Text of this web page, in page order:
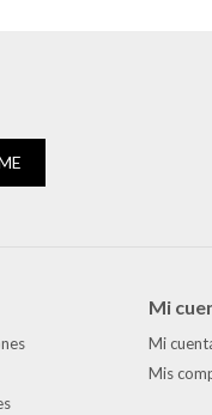
Mi
Mi
Mis